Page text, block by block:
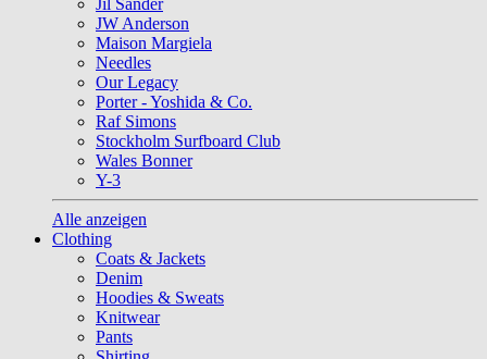
Jil Sander
JW Anderson
Maison Margiela
Needles
Our Legacy
Porter - Yoshida & Co.
Raf Simons
Stockholm Surfboard Club
Wales Bonner
Y-3
Alle anzeigen
Clothing
Coats & Jackets
Denim
Hoodies & Sweats
Knitwear
Pants